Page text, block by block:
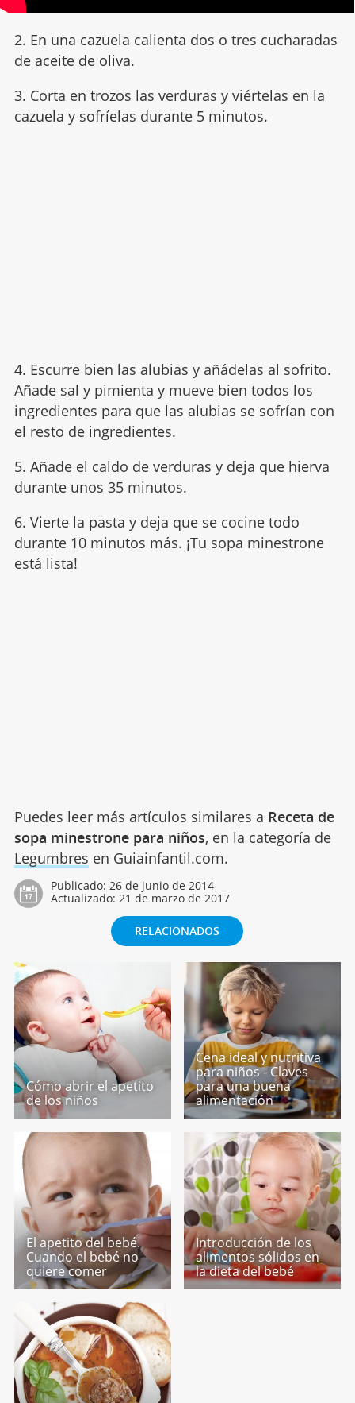
2. En una cazuela calienta dos o tres cucharadas
de aceite de oliva.
3. Corta en trozos las verduras y viértelas en la
cazuela y sofríelas durante 5 minutos.
4. Escurre bien las alubias y añádelas al sofrito.
Añade sal y pimienta y mueve bien todos los
ingredientes para que las alubias se sofrían con
el resto de ingredientes.
5. Añade el caldo de verduras y deja que hierva
durante unos 35 minutos.
6. Vierte la pasta y deja que se cocine todo
durante 10 minutos más. ¡Tu sopa minestrone
está lista!
Puedes leer más artículos similares a Receta de
sopa minestrone para niños, en la categoría de
Legumbres en Guiainfantil.com.
Publicado: 26 de junio de 2014
Actualizado: 21 de marzo de 2017
RELACIONADOS
Cómo abrir el apetito
de los niños
Cena ideal y nutritiva
para niños - Claves
para una buena
alimentación
El apetito del bebé.
Cuando el bebé no
quiere comer
Introducción de los
alimentos sólidos en
la dieta del bebé